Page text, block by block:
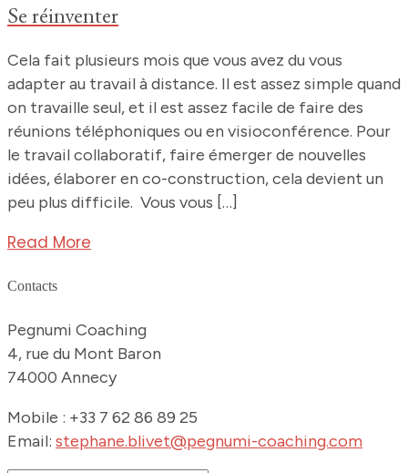
Se réinventer
Cela fait plusieurs mois que vous avez du vous
adapter au travail à distance. Il est assez simple quand
on travaille seul, et il est assez facile de faire des
réunions téléphoniques ou en visioconférence. Pour
le travail collaboratif, faire émerger de nouvelles
idées, élaborer en co-construction, cela devient un
peu plus difficile. Vous vous […]
Read More
Contacts
Pegnumi Coaching
4, rue du Mont Baron
74000 Annecy
Mobile : +33 7 62 86 89 25
Email: stephane.blivet@pegnumi-coaching.com